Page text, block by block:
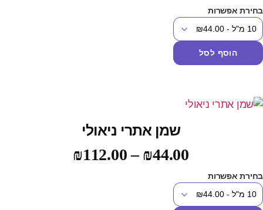
אפשרות
הוסף לסל
שמן אתרי ניאולי
₪44.00
–
₪112.00
אפשרות